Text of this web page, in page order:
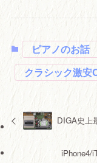
ピアノのお話
クラシック激安
DIGA史上
iPhone4/